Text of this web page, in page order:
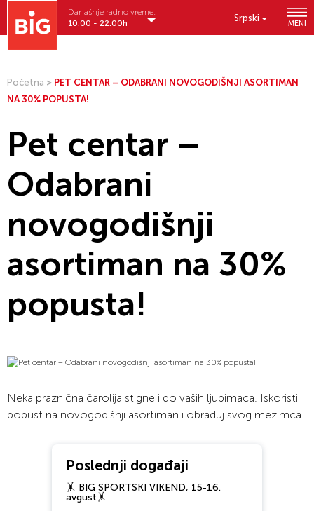
Srpski
MENI
Današnje radno vreme:
10:00 - 22:00h
Početna > PET CENTAR – ODABRANI NOVOGODIŠNJI ASORTIMAN
NA 30% POPUSTA!
Pet centar –
Odabrani
novogodišnji
asortiman na 30%
popusta!
Neka praznična čarolija stigne i do vaših ljubimaca. Iskoristi
popust na novogodišnji asortiman i obraduj svog mezimca!
Poslednji događaji
🤸 BIG SPORTSKI VIKEND, 15-16.
avgust🤸